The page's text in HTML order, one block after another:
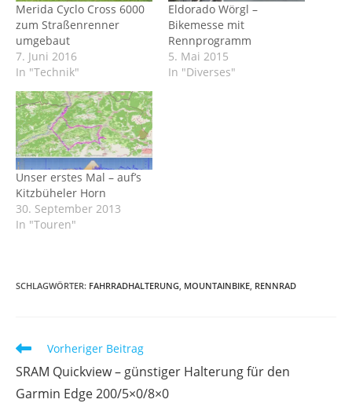
Merida Cyclo Cross 6000
zum Straßenrenner
umgebaut
7. Juni 2016
In "Technik"
Eldorado Wörgl –
Bikemesse mit
Rennprogramm
5. Mai 2015
In "Diverses"
Unser erstes Mal – auf’s
Kitzbüheler Horn
30. September 2013
In "Touren"
SCHLAGWÖRTER: FAHRRADHALTERUNG MOUNTAINBIKE RENNRAD
Weitere
ansehen
Vorheriger Beitrag
SRAM Quickview – günstiger Halterung für den
Garmin Edge 200/5×0/8×0